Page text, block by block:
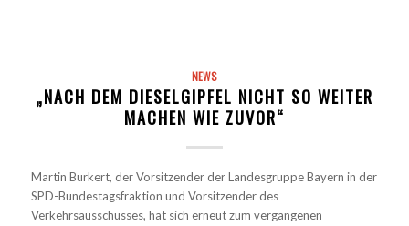
NEWS
„NACH DEM DIESELGIPFEL NICHT SO WEITER
MACHEN WIE ZUVOR“
Martin Burkert, der Vorsitzender der Landesgruppe Bayern in der
SPD-Bundestagsfraktion und Vorsitzender des
Verkehrsausschusses, hat sich erneut zum vergangenen